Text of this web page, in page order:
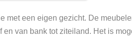
met een eigen gezicht. De
van bank tot ziteiland. Het is